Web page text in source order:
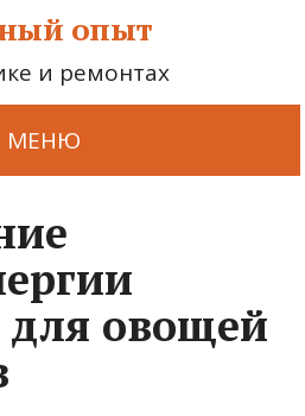
опыт
и ремонтах
МЕНЮ
овощей